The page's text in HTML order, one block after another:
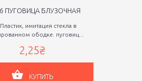
ПУГОВИЦА БЛУЗОЧНАЯ
имитация стекла в
ободке. пуговиц...
2,25₴
КУПИТЬ